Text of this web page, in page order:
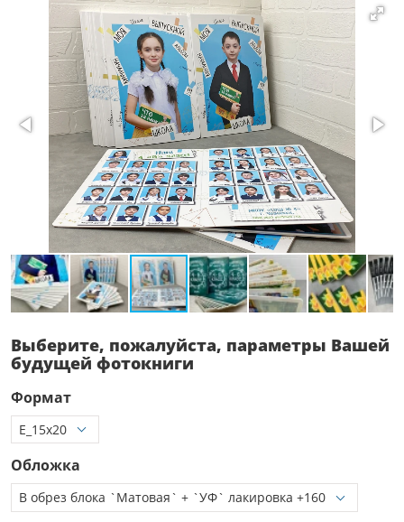
Выберите, пожалуйста, параметры Вашей
будущей фотокниги
Формат
Обложка